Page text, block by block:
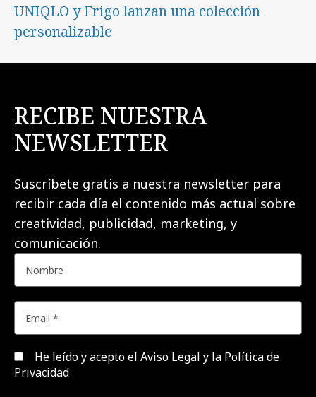
UNIQLO y Frigo lanzan una colección
personalizable
RECIBE NUESTRA
NEWSLETTER
Suscríbete gratis a nuestra newsletter para
recibir cada día el contenido más actual sobre
creatividad, publicidad, marketing, y
comunicación.
He leído y acepto el Aviso Legal y la Política de
Privacidad